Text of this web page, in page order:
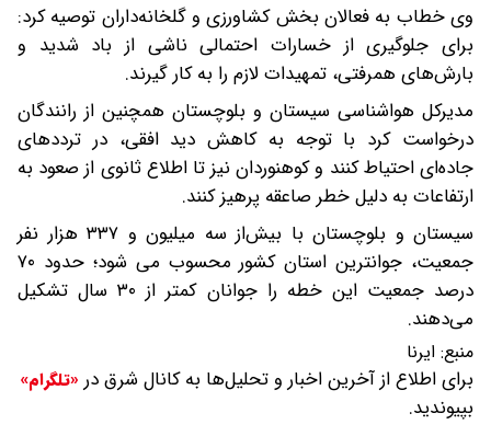
وی خطاب به فعالان بخش کشاورزی و گلخانه‌داران توصیه کرد:
برای جلوگیری از خسارات احتمالی ناشی از باد شدید و
بارش‌های همرفتی، تمهیدات لازم را به کار گیرند.
مدیرکل هواشناسی سیستان و بلوچستان همچنین از رانندگان
درخواست کرد با توجه به کاهش دید افقی، در ترددهای
جاده‌ای احتیاط کنند و کوهنوردان نیز تا اطلاع ثانوی از صعود به
ارتفاعات به دلیل خطر صاعقه پرهیز کنند.
سیستان و بلوچستان با بیش‌از سه میلیون و ۳۳۷ هزار نفر
جمعیت،‌ جوانترین استان کشور محسوب می شود؛ حدود ۷۰
درصد جمعیت این خطه را جوانان کمتر از ۳۰ سال تشکیل
می‌دهند.
منبع: ایرنا
برای اطلاع از آخرین اخبار و تحلیل‌ها به کانال شرق در «تلگرام»
بپیوندید.